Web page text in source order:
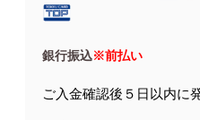
銀行振込※前払い
ご入金確認後５日以内に